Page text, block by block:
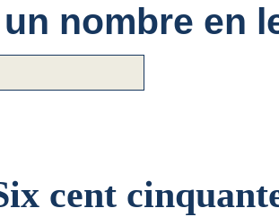
nombre en
cinquante